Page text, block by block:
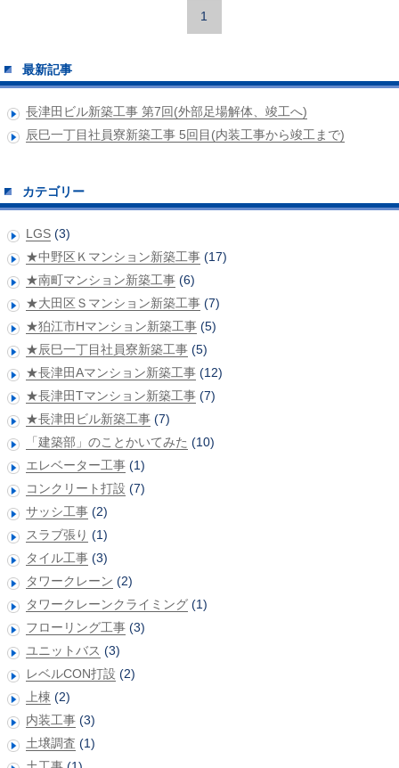
1
最新記事
長津田ビル新築工事 第7回(外部足場解体、竣工へ)
辰巳一丁目社員寮新築工事 5回目(内装工事から竣工まで)
カテゴリー
LGS (3)
★中野区Ｋマンション新築工事 (17)
★南町マンション新築工事 (6)
★大田区Ｓマンション新築工事 (7)
★狛江市Hマンション新築工事 (5)
★辰巳一丁目社員寮新築工事 (5)
★長津田Aマンション新築工事 (12)
★長津田Tマンション新築工事 (7)
★長津田ビル新築工事 (7)
「建築部」のことかいてみた (10)
エレベーター工事 (1)
コンクリート打設 (7)
サッシ工事 (2)
スラブ張り (1)
タイル工事 (3)
タワークレーン (2)
タワークレーンクライミング (1)
フローリング工事 (3)
ユニットバス (3)
レベルCON打設 (2)
上棟 (2)
内装工事 (3)
土壌調査 (1)